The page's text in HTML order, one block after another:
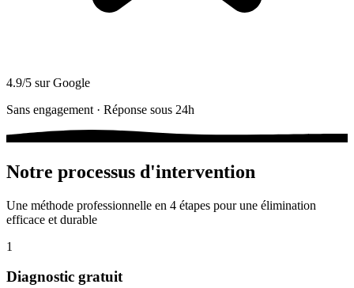
4.9/5 sur Google
Sans engagement · Réponse sous 24h
Notre processus d'intervention
Une méthode professionnelle en 4 étapes pour une élimination
efficace et durable
1
Diagnostic gratuit